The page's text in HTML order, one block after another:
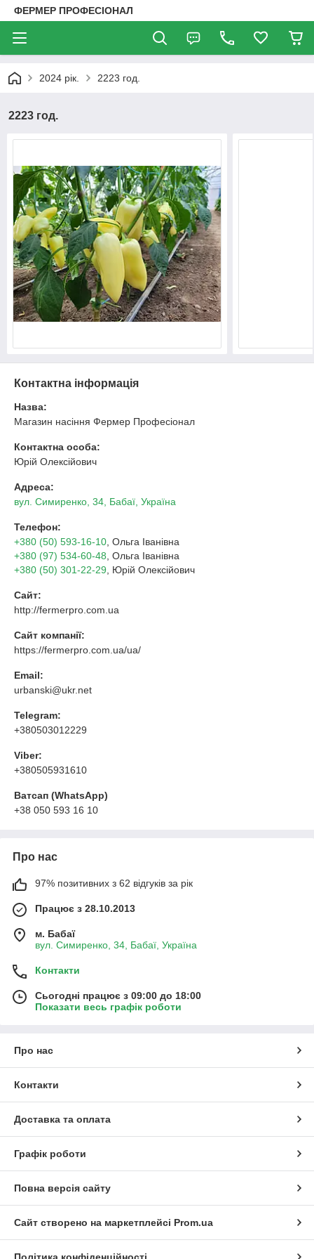
ФЕРМЕР ПРОФЕСІОНАЛ
2024 рік. 2223 год.
2223 год.
Контактна інформація
Назва:
Магазин насіння Фермер Професіонал
Контактна особа:
Юрій Олексійович
Адреса:
вул. Симиренко, 34, Бабаї, Україна
Телефон:
+380 (50) 593-16-10 , Ольга Іванівна
+380 (97) 534-60-48 , Ольга Іванівна
+380 (50) 301-22-29 , Юрій Олексійович
Сайт:
http://fermerpro.com.ua
Сайт компанії:
https://fermerpro.com.ua/ua/
Email:
urbanski@ukr.net
Telegram:
+380503012229
Viber:
+380505931610
Ватсап (WhatsApp)
+38 050 593 16 10
Про нас
97% позитивних з 62 відгуків за рік
Працює з 28.10.2013
м. Бабаї
вул. Симиренко, 34, Бабаї, Україна
Контакти
Сьогодні працює з 09:00 до 18:00
Показати весь графік роботи
Про нас
Контакти
Доставка та оплата
Графік роботи
Повна версія сайту
Сайт створено на маркетплейсі Prom.ua
Політика конфіденційності